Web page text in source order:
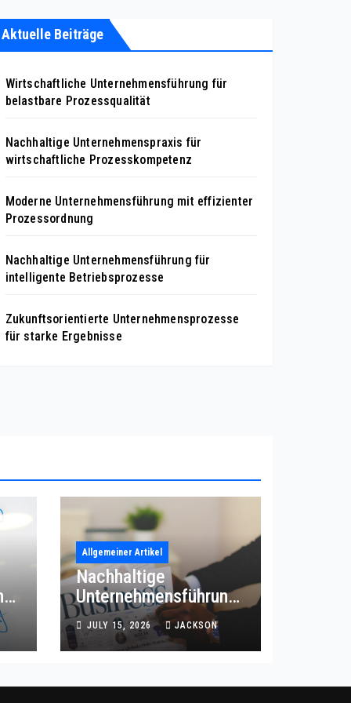
Aktuelle Beiträge
Wirtschaftliche Unternehmensführung für
belastbare Prozessqualität
Nachhaltige Unternehmenspraxis für
wirtschaftliche Prozesskompetenz
Moderne Unternehmensführung mit effizienter
Prozessordnung
Nachhaltige Unternehmensführung für
intelligente Betriebsprozesse
Zukunftsorientierte Unternehmensprozesse
für starke Ergebnisse
Allgemeiner Artikel
Nachhaltige
Unternehmensführung
für intelligente
Betriebsprozesse
JULY 15, 2026 JACKSON